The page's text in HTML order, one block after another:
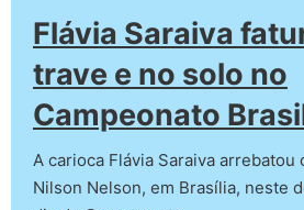
Flávia Saraiva
trave e no solo no
Campeonato
A carioca Flávia Saraiva
Nilson Nelson, em Brasília, neste